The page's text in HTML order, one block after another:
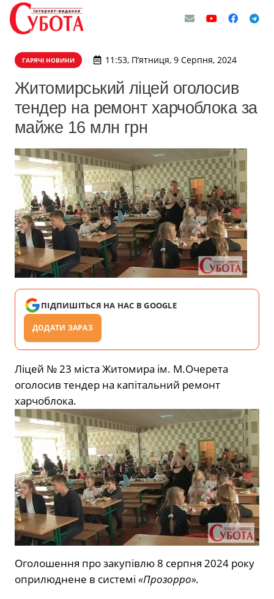
ГАРЯЧІ НОВИНИ 11:53, П’ятниця, 9 Серпня, 2024
Житомирський ліцей оголосив
тендер на ремонт харчоблока за
майже 16 млн грн
ПІДПИШІТЬСЯ НА НАС В GOOGLE
ДОДАТИ ЗАРАЗ
Ліцей № 23 міста Житомира ім. М.Очерета
оголосив тендер на капітальний ремонт
харчоблока.
Оголошення про закупівлю 8 серпня 2024 року
оприлюднене в системі «Прозорро».